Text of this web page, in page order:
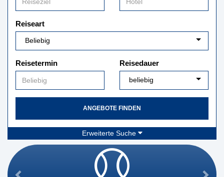
Reiseart
Reisetermin Reisedauer
ANGEBOTE FINDEN
Erweiterte Suche